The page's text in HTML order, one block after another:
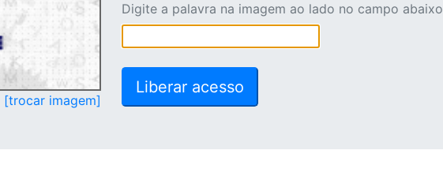
[trocar imagem]
Digite a palavra na imagem ao lado no campo abaixo